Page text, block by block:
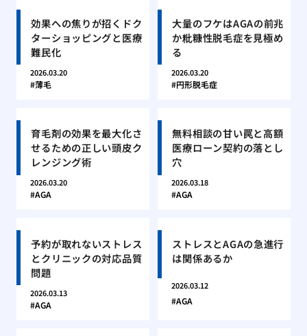
効果への焦りが招くドク
ターショッピングと医療
難民化
2026.03.20
薄毛
大量のフケはAGAの前兆
か粃糠性脱毛症を見極め
る
2026.03.20
円形脱毛症
育毛剤の効果を最大化さ
せるための正しい頭皮ク
レンジング術
2026.03.20
AGA
無料相談の甘い罠と高額
医療ローン契約の落とし
穴
2026.03.18
AGA
予約が取れないストレス
とクリニックの対応品質
問題
2026.03.13
AGA
ストレスとAGAの急進行
は関係あるか
2026.03.12
AGA